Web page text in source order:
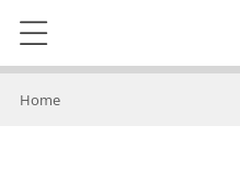
Home